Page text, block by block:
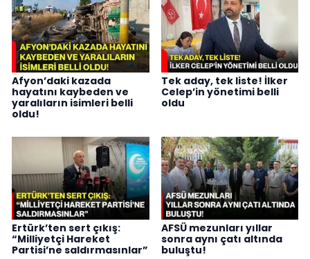
Afyon’daki kazada
hayatını kaybeden ve
yaralıların isimleri belli
oldu!
Tek aday, tek liste! İlker
Celep’in yönetimi belli
oldu
Ertürk’ten sert çıkış:
“Milliyetçi Hareket
Partisi’ne saldırmasınlar”
AFSÜ mezunları yıllar
sonra aynı çatı altında
buluştu!